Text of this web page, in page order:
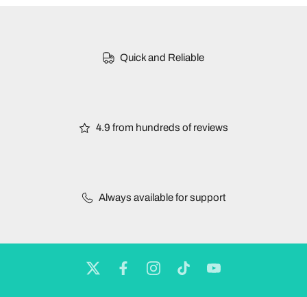
Quick and Reliable
4.9 from hundreds of reviews
Always available for support